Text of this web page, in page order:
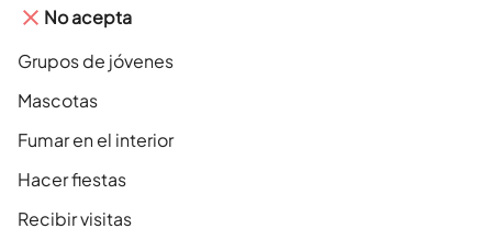
No acepta
Grupos de jóvenes
Mascotas
Fumar en el interior
Hacer fiestas
Recibir visitas